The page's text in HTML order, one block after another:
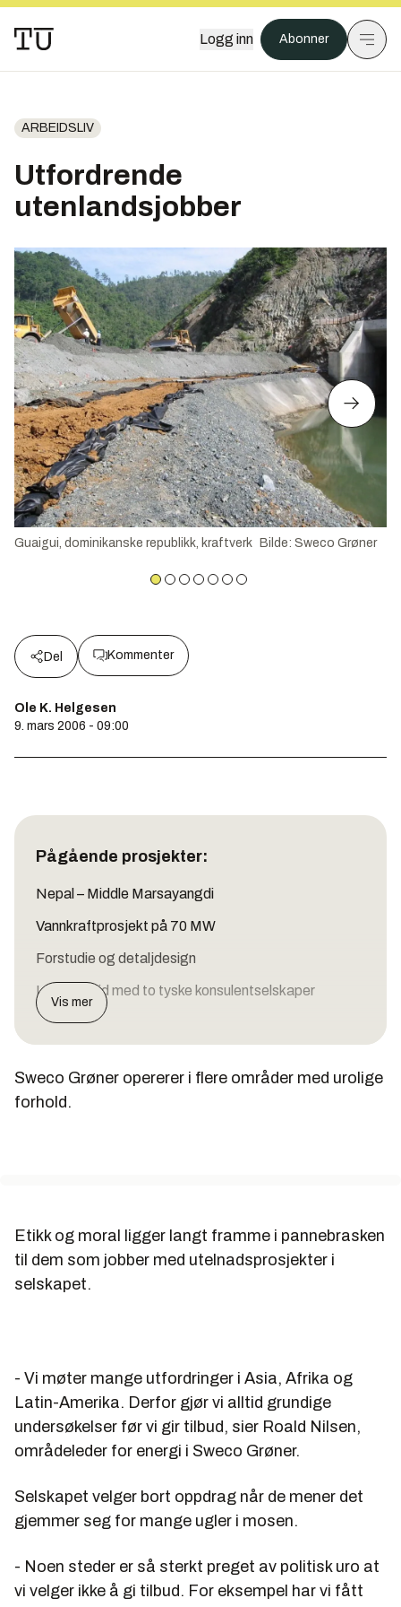
Logg inn Abonner
ARBEIDSLIV
Utfordrende
utenlandsjobber
Guaigui, dominikanske republikk, kraftverk Bilde: Sweco Grøner
Del Kommenter
Ole K. Helgesen
9. mars 2006 - 09:00
Pågående prosjekter:
Nepal – Middle Marsayangdi
Vannkraftprosjekt på 70 MW
Forstudie og detaljdesign
I samarbeid med to tyske konsulentselskaper
Dominikanske republikk – Guaigui.
Stor dam til flomkontroll og vannforsyning og et lite
India – Sawalkot
Vannkraftprosjekt på enorme 1200 MW
er forventet sent høsten 2006. Byggetid rundt syv år.
Vietnam
National Hydro Power Plan.
Deltar i utviklingen av en helhetlig nasjonal plan for
Sweco VBB i Sverige og Norplan.
Vis mer
Sweco Grøner opererer i flere områder med urolige
forhold.
Etikk og moral ligger langt framme i pannebrasken
til dem som jobber med utelnadsprosjekter i
selskapet.
- Vi møter mange utfordringer i Asia, Afrika og
Latin-Amerika. Derfor gjør vi alltid grundige
undersøkelser før vi gir tilbud, sier Roald Nilsen,
områdeleder for energi i Sweco Grøner.
Selskapet velger bort oppdrag når de mener det
gjemmer seg for mange ugler i mosen.
- Noen steder er så sterkt preget av politisk uro at
vi velger ikke å gi tilbud. For eksempel har vi fått